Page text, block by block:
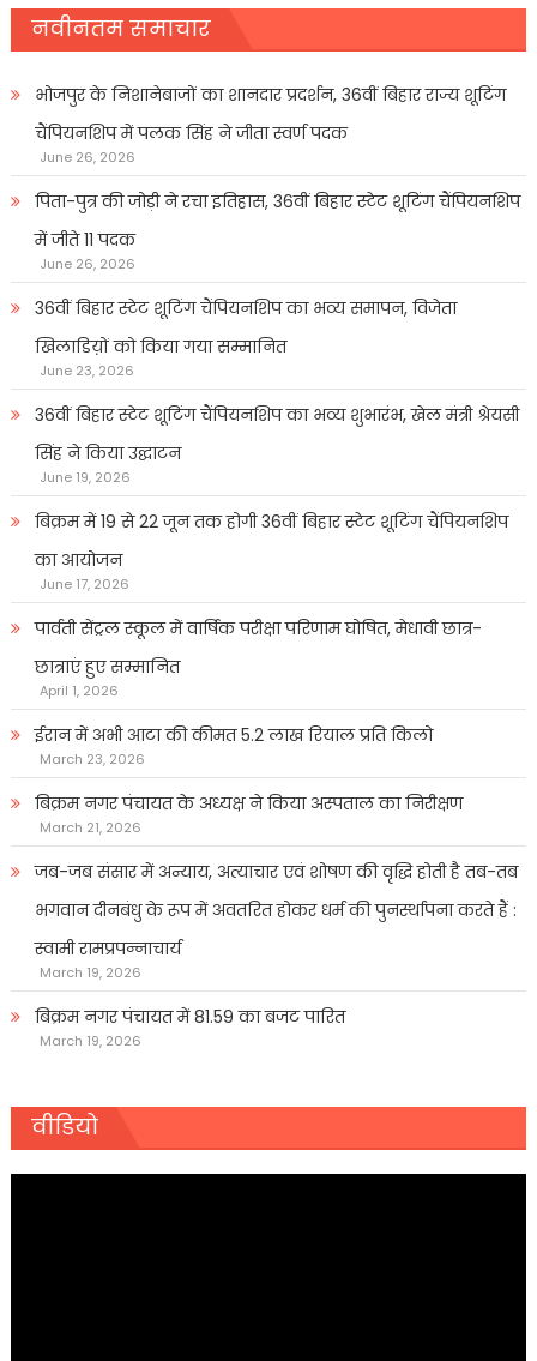
नवीनतम समाचार
भोजपुर के निशानेबाजों का शानदार प्रदर्शन, 36वीं बिहार राज्य शूटिंग
चैंपियनशिप में पलक सिंह ने जीता स्वर्ण पदक
June 26, 2026
पिता-पुत्र की जोड़ी ने रचा इतिहास, 36वीं बिहार स्टेट शूटिंग चैंपियनशिप
में जीते 11 पदक
June 26, 2026
36वीं बिहार स्टेट शूटिंग चैंपियनशिप का भव्य समापन, विजेता
खिलाडिय़ों को किया गया सम्मानित
June 23, 2026
36वीं बिहार स्टेट शूटिंग चैंपियनशिप का भव्य शुभारंभ, खेल मंत्री श्रेयसी
सिंह ने किया उद्घाटन
June 19, 2026
बिक्रम में 19 से 22 जून तक होगी 36वीं बिहार स्टेट शूटिंग चैंपियनशिप
का आयोजन
June 17, 2026
पार्वती सेंट्रल स्कूल में वार्षिक परीक्षा परिणाम घोषित, मेधावी छात्र-
छात्राएं हुए सम्मानित
April 1, 2026
ईरान में अभी आटा की कीमत 5.2 लाख रियाल प्रति किलो
March 23, 2026
बिक्रम नगर पंचायत के अध्यक्ष ने किया अस्पताल का निरीक्षण
March 21, 2026
जब-जब संसार में अन्याय, अत्याचार एवं शोषण की वृद्धि होती है तब-तब
भगवान दीनबंधु के रूप में अवतरित होकर धर्म की पुनर्स्थापना करते हैं :
स्वामी रामप्रपन्नाचार्य
March 19, 2026
बिक्रम नगर पंचायत में 81.59 का बजट पारित
March 19, 2026
वीडियो